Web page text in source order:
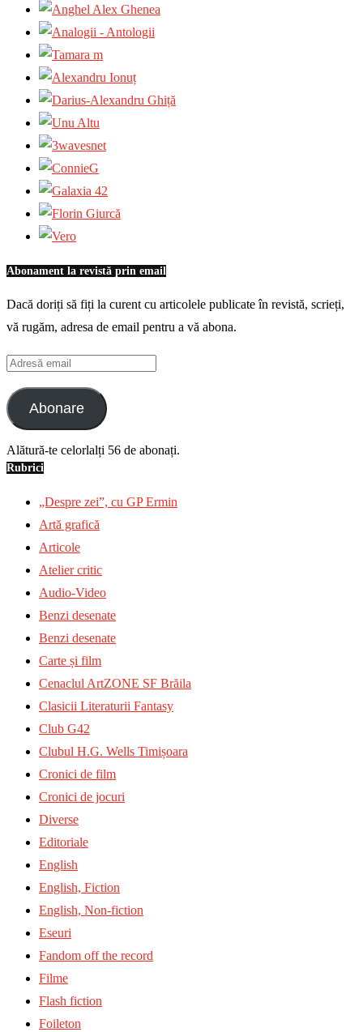
Abonament la revistă prin email
Dacă doriți să fiți la curent cu articolele publicate în revistă, scrieți,
vă rugăm, adresa de email pentru a vă abona.
Adresă
email
Abonare
Alătură-te celorlalți 56 de abonați.
Rubrici
„Despre zei”, cu GP Ermin
Artă grafică
Articole
Atelier critic
Audio-Video
Benzi desenate
Benzi desenate
Carte și film
Cenaclul ArtZONE SF Brăila
Clasicii Literaturii Fantasy
Club G42
Clubul H.G. Wells Timișoara
Cronici de film
Cronici de jocuri
Diverse
Editoriale
English
English, Fiction
English, Non-fiction
Eseuri
Fandom off the record
Filme
Flash fiction
Foileton